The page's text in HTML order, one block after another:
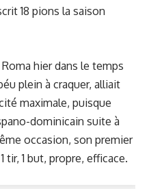
18 pions la saison
hier dans le temps
plein à craquer, alliait
maximale, puisque
dominicain suite à
occasion, son premier
tir, 1 but, propre, efficace.